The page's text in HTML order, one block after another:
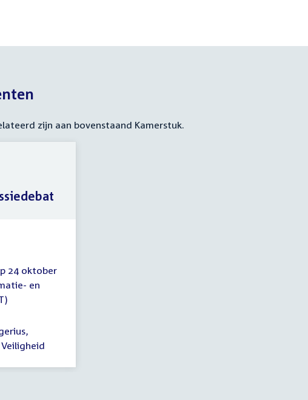
zijn aan bovenstaand Kamerstuk.
24 oktober
en